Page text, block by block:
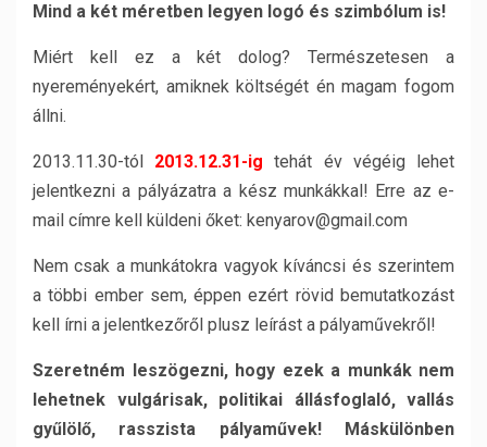
Mind a két méretben legyen logó és szimbólum is!
Miért kell ez a két dolog? Természetesen a
nyereményekért, amiknek költségét én magam fogom
állni.
2013.11.30-tól 2013.12.31-ig tehát év végéig lehet
jelentkezni a pályázatra a kész munkákkal! Erre az e-
mail címre kell küldeni őket: kenyarov@gmail.com
Nem csak a munkátokra vagyok kíváncsi és szerintem
a többi ember sem, éppen ezért rövid bemutatkozást
kell írni a jelentkezőről plusz leírást a pályaművekről!
Szeretném leszögezni, hogy ezek a munkák nem
lehetnek vulgárisak, politikai állásfoglaló, vallás
gyűlölő, rasszista pályaművek! Máskülönben